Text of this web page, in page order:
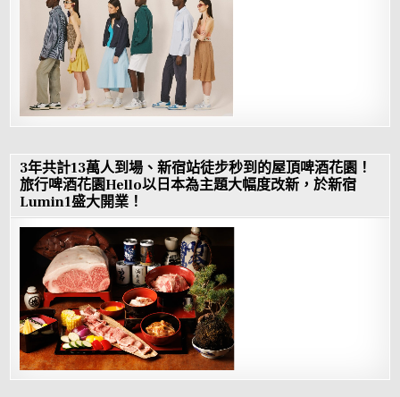
3年共計13萬人到場、新宿站徒步秒到的屋頂啤酒花園！
旅行啤酒花園Hello以日本為主題大幅度改新，於新宿
Lumin1盛大開業！